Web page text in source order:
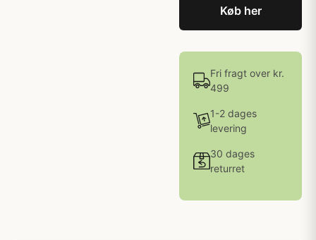
Køb her
Fri fragt over kr.
499
1-2 dages
levering
30 dages
returret